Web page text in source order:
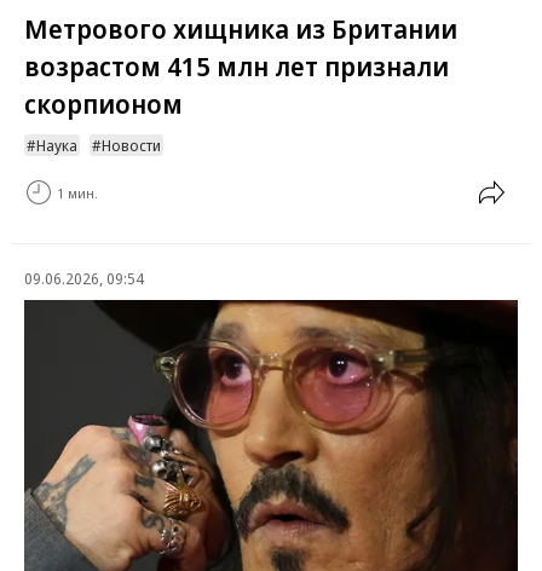
Метрового хищника из Британии
возрастом 415 млн лет признали
скорпионом
Наука Новости
1 мин.
09.06.2026, 09:54